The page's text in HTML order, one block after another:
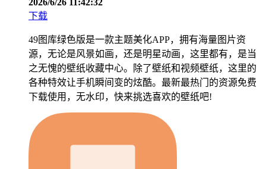
2026/6/26 11:42:32
下载
49图库绿色版是一款主题美化APP，拥有海量图片资
源，无论是风景如画，还是明星动画，这里都有，是当
之无愧的壁纸收藏中心。除了壁纸和视频壁纸，这里的
各种特效让手机瞬间变的炫酷。最新最热门的资源免费
下载使用，无水印，快来挑选喜欢的壁纸吧!